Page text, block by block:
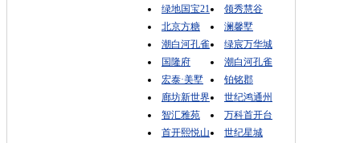
绿地国宝21
领秀慧谷
北京方糖
澜馨墅
潮白河孔雀
绿宸万华城
国隆府
潮白河孔雀
宏泰·美墅
铂铭郡
廊坊新世界
世纪鸿通州
智汇雅苑
万科首开台
首开熙悦山
世纪星城